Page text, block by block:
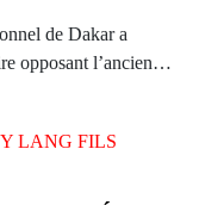
de Dakar a
opposant l’ancien…
LANG FILS